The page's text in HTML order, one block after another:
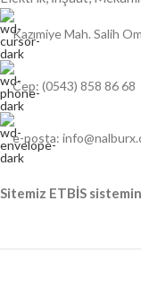
Kazımiye Mah. Salih
Cep: (0543) 858 86 68
e-posta:
Sitemiz ETBİS